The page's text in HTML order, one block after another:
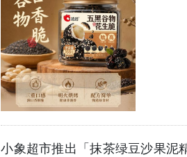
小象超市推出「抹茶绿豆沙果泥